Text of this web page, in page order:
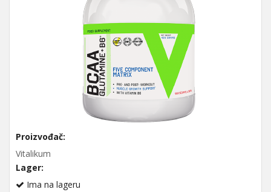
Proizvođač:
Vitalikum
Lager:
Ima na lageru